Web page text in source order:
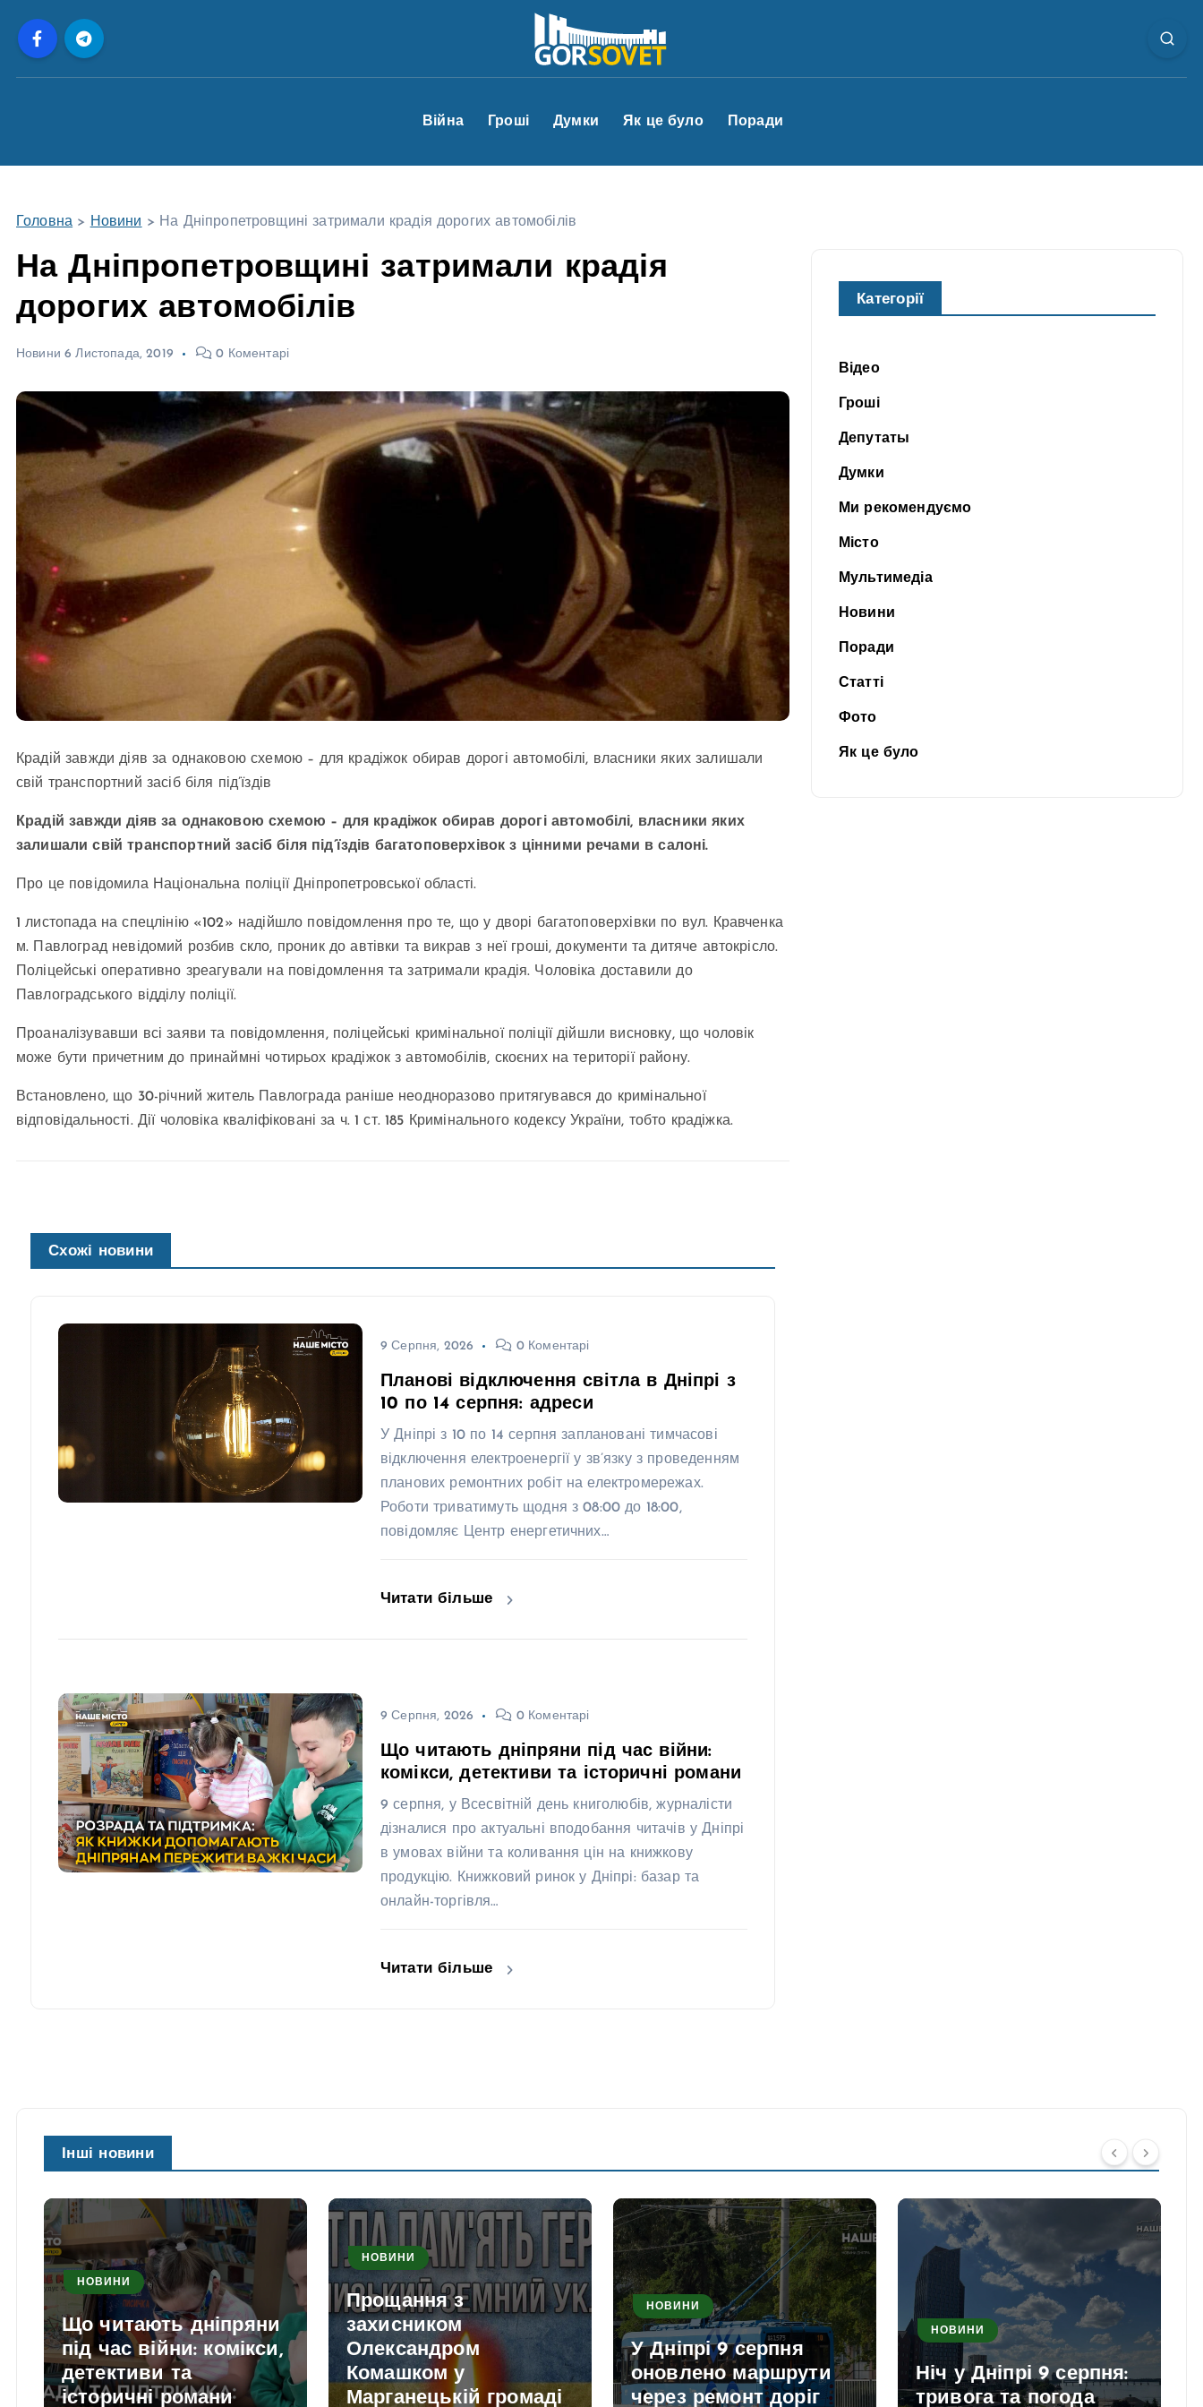
Війна Гроші Думки Як це було Поради
Головна > Новини > На Дніпропетровщині затримали крадія дорогих автомобілів
На Дніпропетровщині затримали крадія
дорогих автомобілів
Новини 6 Листопада, 2019 0 Коментарі
Крадій завжди діяв за однаковою схемою – для крадіжок обирав дорогі автомобілі, власники яких залишали
свій транспортний засіб біля під’їздів
Крадій завжди діяв за однаковою схемою – для крадіжок обирав дорогі автомобілі, власники яких
залишали свій транспортний засіб біля під’їздів багатоповерхівок з цінними речами в салоні.
Про це повідомила Національна поліції Дніпропетровської області.
1 листопада на спецлінію «102» надійшло повідомлення про те, що у дворі багатоповерхівки по вул. Кравченка
м. Павлоград невідомий розбив скло, проник до автівки та викрав з неї гроші, документи та дитяче автокрісло.
Поліцейські оперативно зреагували на повідомлення та затримали крадія. Чоловіка доставили до
Павлоградського відділу поліції.
Проаналізувавши всі заяви та повідомлення, поліцейські кримінальної поліції дійшли висновку, що чоловік
може бути причетним до принаймні чотирьох крадіжок з автомобілів, скоєних на території району.
Встановлено, що 30-річний житель Павлограда раніше неодноразово притягувався до кримінальної
відповідальності. Дії чоловіка кваліфіковані за ч. 1 ст. 185 Кримінального кодексу України, тобто крадіжка.
Схожі новини
9 Серпня, 2026 0 Коментарі
Планові відключення світла в Дніпрі з
10 по 14 серпня: адреси
У Дніпрі з 10 по 14 серпня заплановані тимчасові
відключення електроенергії у зв’язку з проведенням
планових ремонтних робіт на електромережах.
Роботи триватимуть щодня з 08:00 до 18:00,
повідомляє Центр енергетичних…
Читати більше
9 Серпня, 2026 0 Коментарі
Що читають дніпряни під час війни:
комікси, детективи та історичні романи
9 серпня, у Всесвітній день книголюбів, журналісти
дізналися про актуальні вподобання читачів у Дніпрі
в умовах війни та коливання цін на книжкову
продукцію. Книжковий ринок у Дніпрі: базар та
онлайн-торгівля…
Читати більше
Категорії
Відео
Гроші
Депутаты
Думки
Ми рекомендуємо
Місто
Мультимедіа
Новини
Поради
Статті
Фото
Як це було
Інші новини
НОВИНИ
Що читають дніпряни
під час війни: комікси,
детективи та
історичні романи
НОВИНИ
Прощання з
захисником
Олександром
Комашком у
Марганецькій громаді
НОВИНИ
У Дніпрі 9 серпня
оновлено маршрути
через ремонт доріг
НОВИНИ
Ніч у Дніпрі 9 серпня:
тривога та погода